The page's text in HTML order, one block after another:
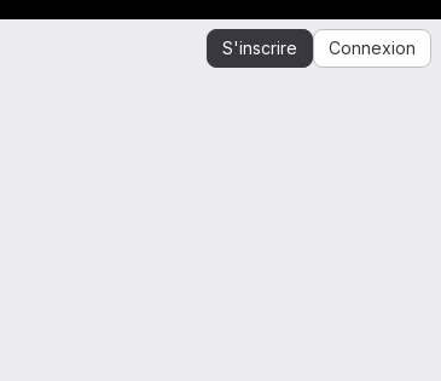
S'inscrire Connexion